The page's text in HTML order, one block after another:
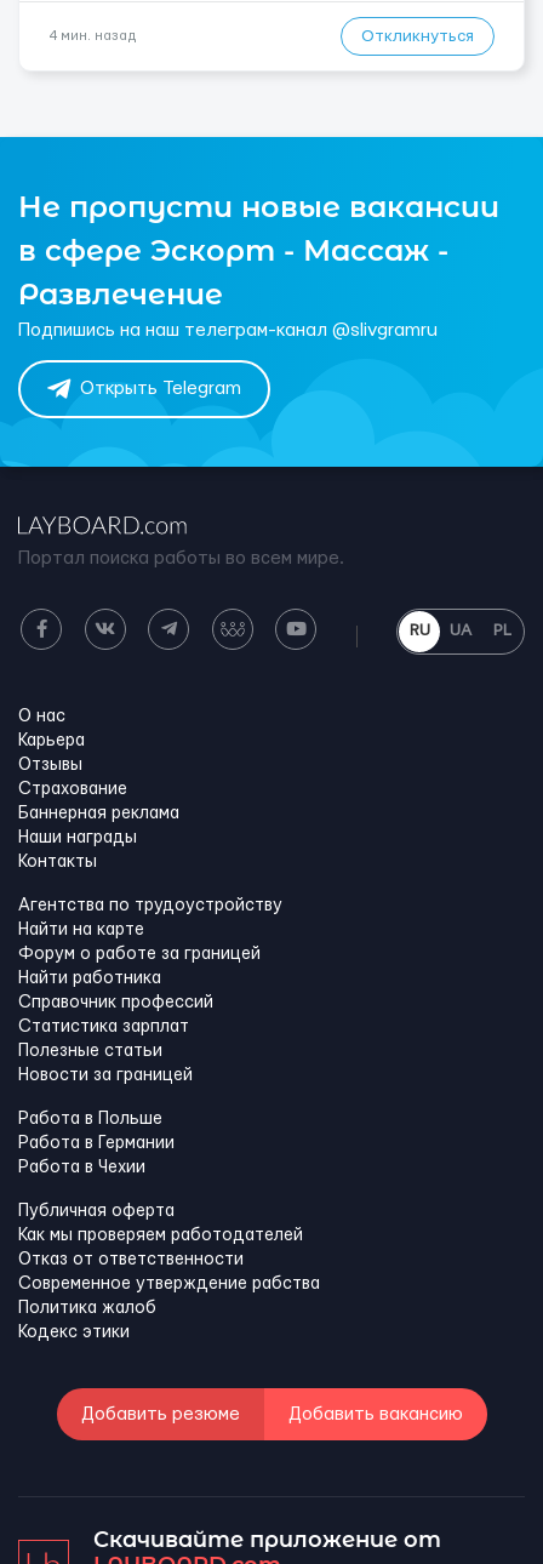
4 мин. назад Откликнуться
Не пропусти новые вакансии
в сфере Эскорт - Массаж -
Развлечение
Подпишись на наш телеграм-канал @slivgramru
Открыть Telegram
Портал поиска работы во всем мире.
RU UA PL
О нас
Карьера
Отзывы
Страхование
Баннерная реклама
Наши награды
Контакты
Агентства по трудоустройству
Найти на карте
Форум о работе за границей
Найти работника
Справочник профессий
Статистика зарплат
Полезные статьи
Новости за границей
Работа в Польше
Работа в Германии
Работа в Чехии
Публичная оферта
Как мы проверяем работодателей
Отказ от ответственности
Современное утверждение рабства
Политика жалоб
Кодекс этики
Добавить резюме Добавить вакансию
Скачивайте приложение от